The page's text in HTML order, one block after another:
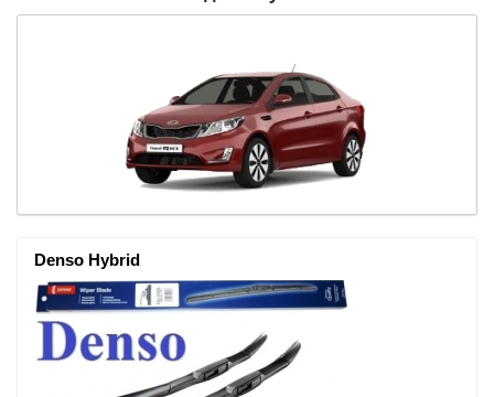
Denso Hybrid